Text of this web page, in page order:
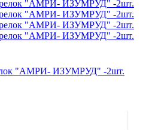
"АМРИ- ИЗУМРУД" -2шт.